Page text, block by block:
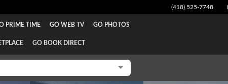
(418) 525-7748
PRIME TIME GO WEB TV GO PHOTOS
GO BOOK DIRECT